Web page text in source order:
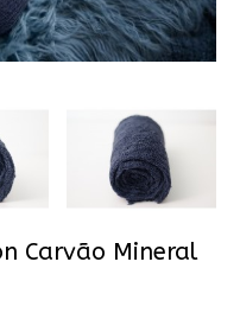
Carvão Mineral